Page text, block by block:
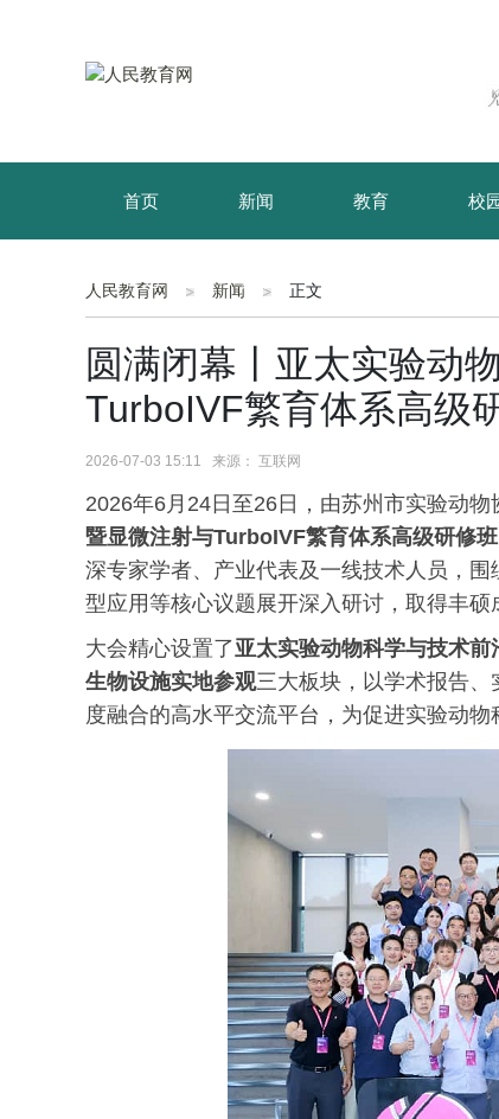
首页 新闻 教育 校
育儿 资讯
人民教育网 新闻 正文
圆满闭幕丨亚太实验动
TurboIVF繁育体系高级
2026-07-03 15:11 来源： 互联网
2026年6月24日至26日，由苏州市实验动
暨显微注射与TurboIVF繁育体系高级研修
深专家学者、产业代表及一线技术人员，
型应用等核心议题展开深入研讨，取得丰硕
大会精心设置了亚太实验动物科学与技术前
生物设施实地参观三大板块，以学术报告
度融合的高水平交流平台，为促进实验动